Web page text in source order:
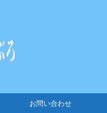
お問い合わせ